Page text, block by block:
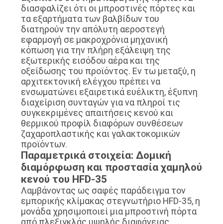
διασφαλίζει ότι οι μπροστινές πόρτες και
τα εξαρτήματα των βαλβίδων του
διατηρούν την απόλυτη αεροστεγή
εφαρμογή σε μακροχρόνια μηχανική
κόπωση για την πλήρη εξάλειψη της
εξωτερικής εισόδου αέρα και της
οξείδωσης του προϊόντος. Εν τω μεταξύ, η
αρχιτεκτονική ελέγχου πρέπει να
ενσωματώνει εξαιρετικά ευέλικτη, έξυπνη
διαχείριση συνταγών για να πληροί τις
συγκεκριμένες απαιτήσεις κενού και
θερμικού προφίλ διαφόρων συνθέσεων
ζαχαροπλαστικής και γαλακτοκομικών
προϊόντων.
Παραμετρικά στοιχεία: Δομική
διαμόρφωση και προστασία χαμηλού
κενού του HFD-35
Λαμβάνοντας ως σαφές παράδειγμα τον
εμπορικής κλίμακας στεγνωτήριο HFD-35, η
μονάδα χρησιμοποιεί μια μπροστινή πόρτα
από πλεξιγκλάς υψηλής διαφάνειας,